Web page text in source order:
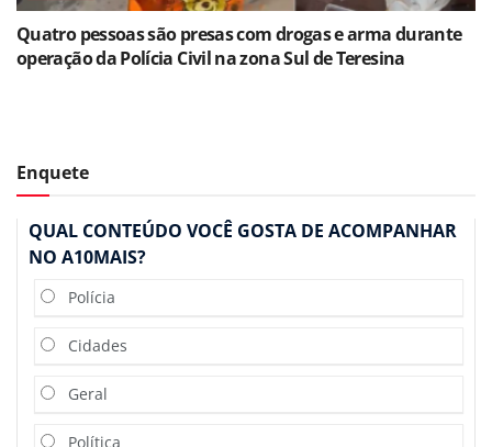
Quatro pessoas são presas com drogas e arma durante
operação da Polícia Civil na zona Sul de Teresina
Enquete
QUAL CONTEÚDO VOCÊ GOSTA DE ACOMPANHAR
NO A10MAIS?
Polícia
Cidades
Geral
Política